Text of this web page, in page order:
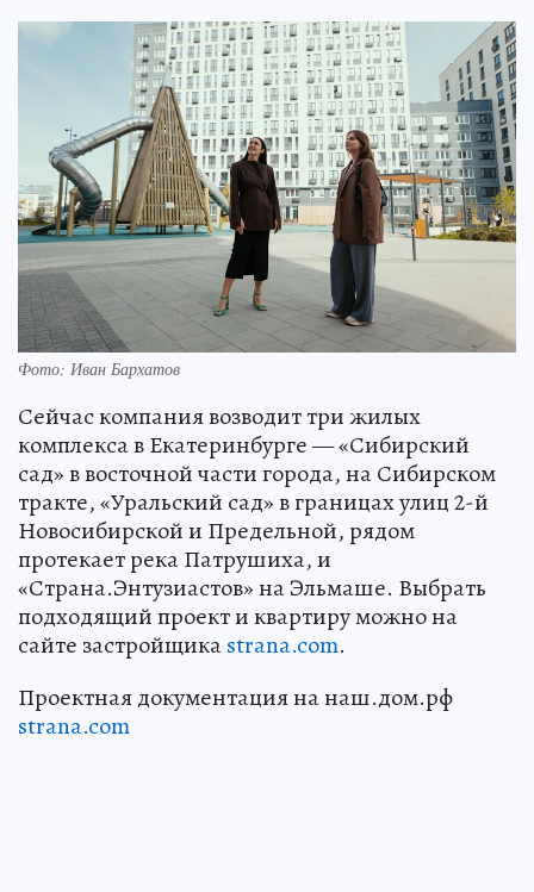
Фото: Иван Бархатов
Сейчас компания возводит три жилых
комплекса в Екатеринбурге — «Сибирский
сад» в восточной части города, на Сибирском
тракте, «Уральский сад» в границах улиц 2-й
Новосибирской и Предельной, рядом
протекает река Патрушиха, и
«Страна.Энтузиастов» на Эльмаше. Выбрать
подходящий проект и квартиру можно на
сайте застройщикаstrana.com.
Проектная документация на наш.дом.рф
strana.com